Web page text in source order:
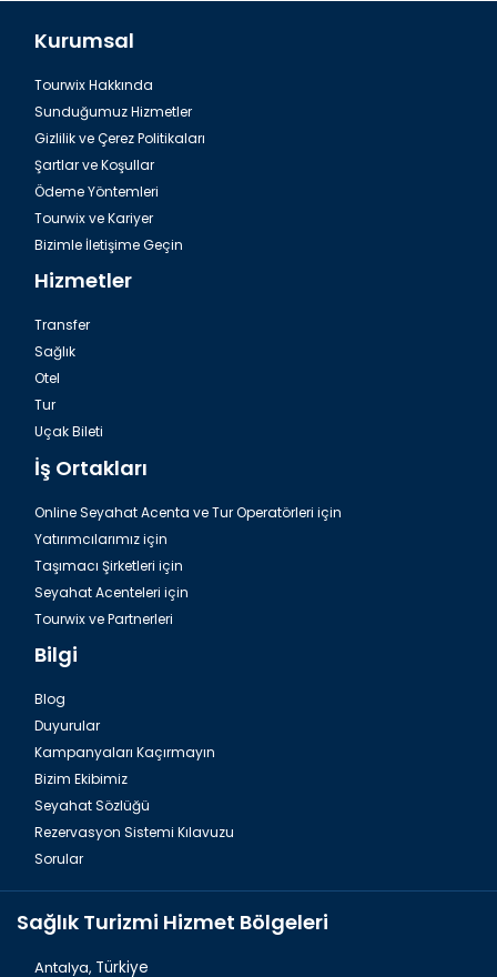
Kurumsal
Tourwix Hakkında
Sunduğumuz Hizmetler
Gizlilik ve Çerez Politikaları
Şartlar ve Koşullar
Ödeme Yöntemleri
Tourwix ve Kariyer
Bizimle İletişime Geçin
Hizmetler
Transfer
Sağlık
Otel
Tur
Uçak Bileti
İş Ortakları
Online Seyahat Acenta ve Tur Operatörleri için
Yatırımcılarımız için
Taşımacı Şirketleri için
Seyahat Acenteleri için
Tourwix ve Partnerleri
Bilgi
Blog
Duyurular
Kampanyaları Kaçırmayın
Bizim Ekibimiz
Seyahat Sözlüğü
Rezervasyon Sistemi Kılavuzu
Sorular
Sağlık Turizmi Hizmet Bölgeleri
Antalya, Türkiye